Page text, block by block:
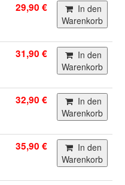
29,90 €
Warenkorb
31,90 €
Warenkorb
32,90 €
Warenkorb
35,90 €
Warenkorb